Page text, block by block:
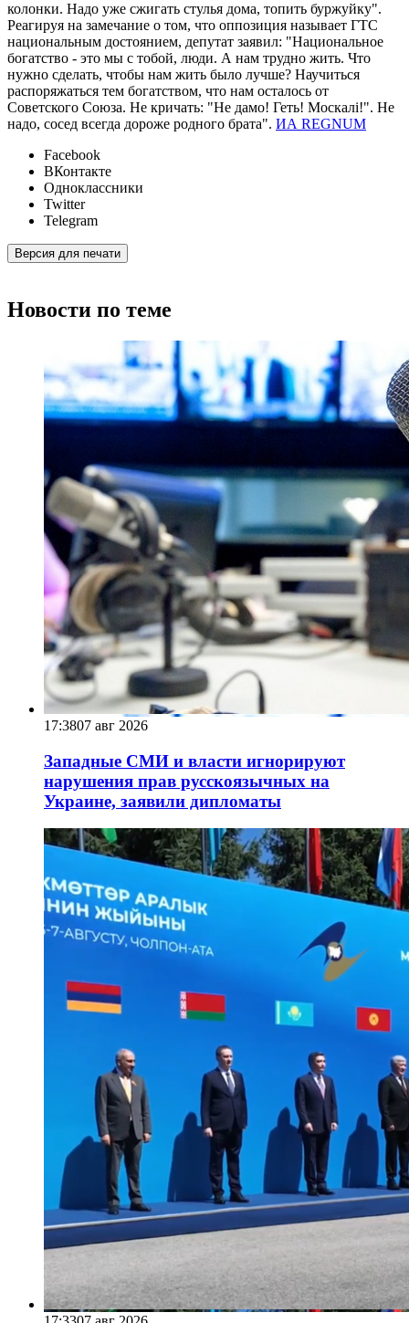
колонки. Надо уже сжигать стулья дома, топить буржуйку".
Реагируя на замечание о том, что оппозиция называет ГТС
национальным достоянием, депутат заявил: "Национальное
богатство - это мы с тобой, люди. А нам трудно жить. Что
нужно сделать, чтобы нам жить было лучше? Научиться
распоряжаться тем богатством, что нам осталось от
Советского Союза. Не кричать: "Не дамо! Геть! Москалі!". Не
надо, сосед всегда дороже родного брата". ИА REGNUM
Facebook
ВКонтакте
Одноклассники
Twitter
Telegram
Версия для печати
Новости по теме
17:3807 авг 2026
Западные СМИ и власти игнорируют
нарушения прав русскоязычных на
Украине, заявили дипломаты